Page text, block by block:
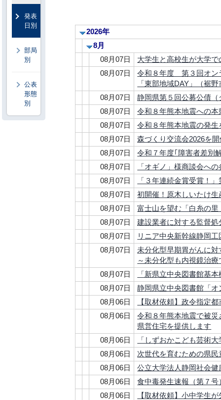
2026年
8月
08月07日
大学生と高校生が大学
08月07日
令和８年度 第３回オン
「東部地域DAY」（裾
08月07日
静岡県第５回公募公債
08月07日
令和８年熊本地震への
08月07日
令和８年熊本地震の発
08月07日
森づくり交流会2026を
08月07日
令和７年度｢障害者差別
08月07日
「オギノ」様商談会へ
08月07日
「３年連続金賞受賞！
08月07日
初開催！原木しいたけ
08月07日
富士山を望む「白糸の
08月07日
建設業者に対する監督処
08月07日
リニア中央新幹線静岡
08月07日
未分化型早期胃がんに
～未分化型も内視鏡治
08月07日
「新県立中央図書館基
08月07日
静岡県立中央図書館「
08月06日
【取材依頼】政令指定
08月06日
令和８年熊本地震で被災
県営住宅を提供します
08月06日
「しずおかこども芸術
08月06日
次世代を育むための県
08月06日
公立大学法人静岡社会
08月06日
食中毒発生速報（第７号
08月06日
【取材依頼】小中学生
発表
日別
部局
別
公表
形態
別